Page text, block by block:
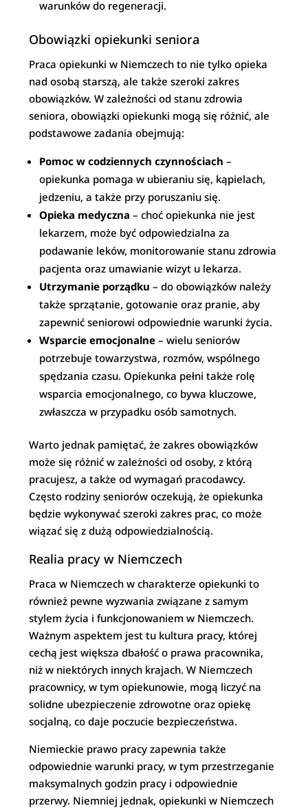
warunków do regeneracji.
Obowiązki opiekunki seniora
Praca opiekunki w Niemczech to nie tylko opieka
nad osobą starszą, ale także szeroki zakres
obowiązków. W zależności od stanu zdrowia
seniora, obowiązki opiekunki mogą się różnić, ale
podstawowe zadania obejmują:
Pomoc w codziennych czynnościach –
opiekunka pomaga w ubieraniu się, kąpielach,
jedzeniu, a także przy poruszaniu się.
Opieka medyczna – choć opiekunka nie jest
lekarzem, może być odpowiedzialna za
podawanie leków, monitorowanie stanu zdrowia
pacjenta oraz umawianie wizyt u lekarza.
Utrzymanie porządku – do obowiązków należy
także sprzątanie, gotowanie oraz pranie, aby
zapewnić seniorowi odpowiednie warunki życia.
Wsparcie emocjonalne – wielu seniorów
potrzebuje towarzystwa, rozmów, wspólnego
spędzania czasu. Opiekunka pełni także rolę
wsparcia emocjonalnego, co bywa kluczowe,
zwłaszcza w przypadku osób samotnych.
Warto jednak pamiętać, że zakres obowiązków
może się różnić w zależności od osoby, z którą
pracujesz, a także od wymagań pracodawcy.
Często rodziny seniorów oczekują, że opiekunka
będzie wykonywać szeroki zakres prac, co może
wiązać się z dużą odpowiedzialnością.
Realia pracy w Niemczech
Praca w Niemczech w charakterze opiekunki to
również pewne wyzwania związane z samym
stylem życia i funkcjonowaniem w Niemczech.
Ważnym aspektem jest tu kultura pracy, której
cechą jest większa dbałość o prawa pracownika,
niż w niektórych innych krajach. W Niemczech
pracownicy, w tym opiekunowie, mogą liczyć na
solidne ubezpieczenie zdrowotne oraz opiekę
socjalną, co daje poczucie bezpieczeństwa.
Niemieckie prawo pracy zapewnia także
odpowiednie warunki pracy, w tym przestrzeganie
maksymalnych godzin pracy i odpowiednie
przerwy. Niemniej jednak, opiekunki w Niemczech